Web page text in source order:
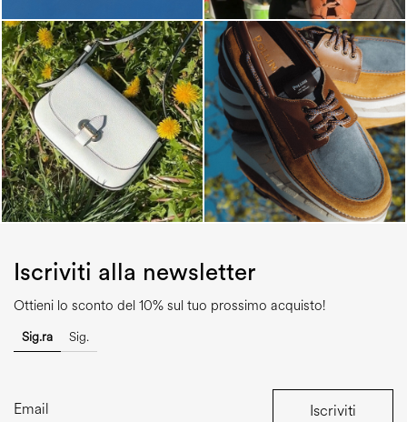
Iscriviti alla newsletter
Ottieni lo sconto del 10% sul tuo prossimo acquisto!
Sig.ra Sig.
Iscriviti